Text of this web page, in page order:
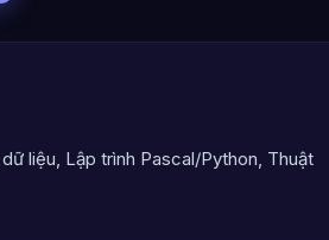
liệu, Lập trình Pascal/Python, Thuật